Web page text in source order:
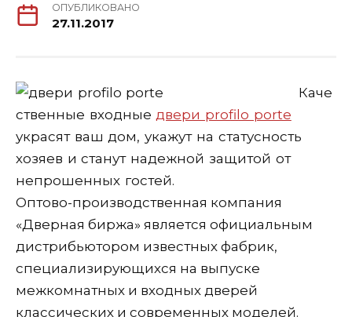
ОПУБЛИКОВАНО
27.11.2017
Каче
ственные входные двери profilo porte
украсят ваш дом, укажут на статусность
хозяев и станут надежной защитой от
непрошенных гостей.
Оптово-производственная компания
«Дверная биржа» является официальным
дистрибьютором известных фабрик,
специализирующихся на выпуске
межкомнатных и входных дверей
классических и современных моделей.